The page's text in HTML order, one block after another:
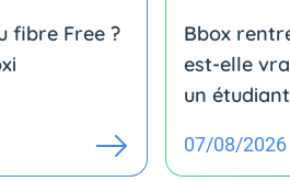
fibre Free ?
Bbox
est-elle
un
07/08/2026